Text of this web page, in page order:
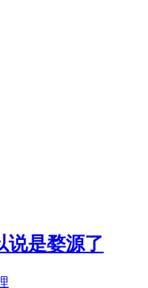
说是婺源了